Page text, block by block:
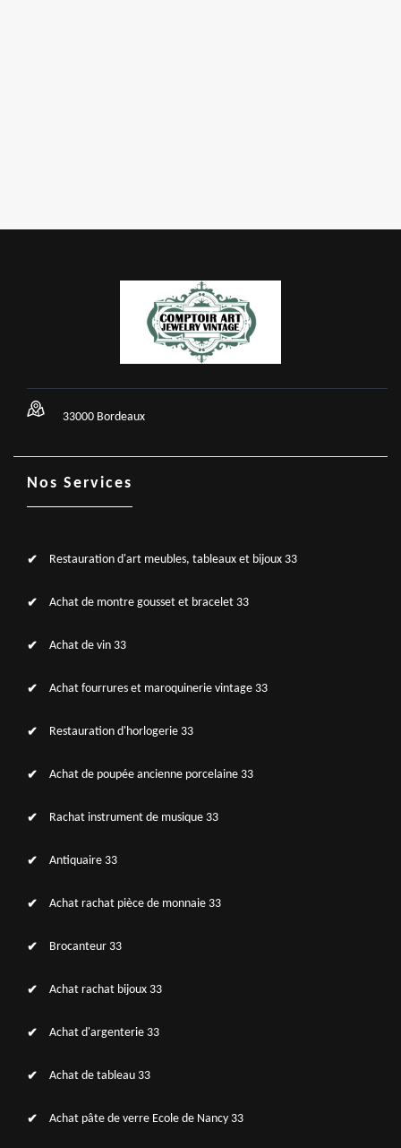
33000 Bordeaux
Nos Services
Restauration d'art meubles, tableaux et bijoux 33
Achat de montre gousset et bracelet 33
Achat de vin 33
Achat fourrures et maroquinerie vintage 33
Restauration d'horlogerie 33
Achat de poupée ancienne porcelaine 33
Rachat instrument de musique 33
Antiquaire 33
Achat rachat pièce de monnaie 33
Brocanteur 33
Achat rachat bijoux 33
Achat d'argenterie 33
Achat de tableau 33
Achat pâte de verre Ecole de Nancy 33